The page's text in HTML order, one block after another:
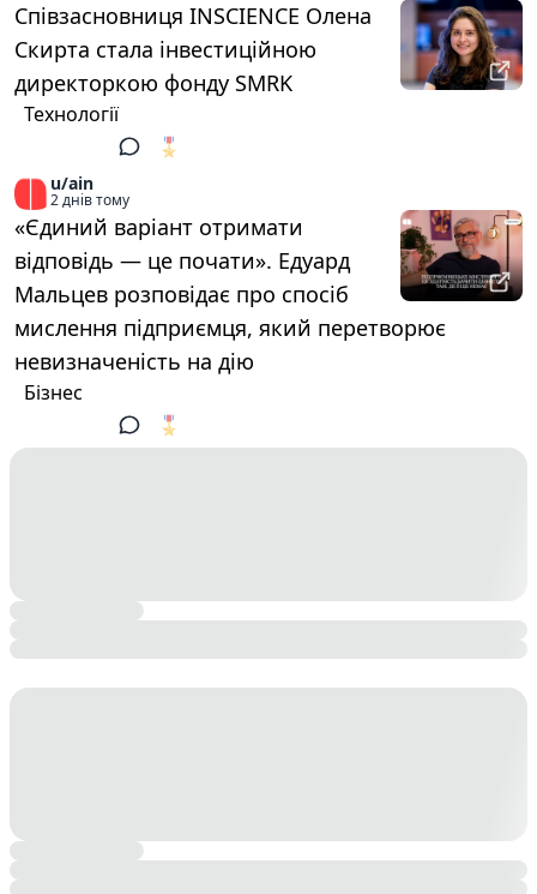
Співзасновниця INSCIENCE Олена
Скирта стала інвестиційною
директоркою фонду SMRK
Технології
🎖️
u/ain
2 днів тому
«Єдиний варіант отримати
відповідь — це почати». Едуард
Мальцев розповідає про спосіб
мислення підприємця, який перетворює
невизначеність на дію
Бізнес
🎖️